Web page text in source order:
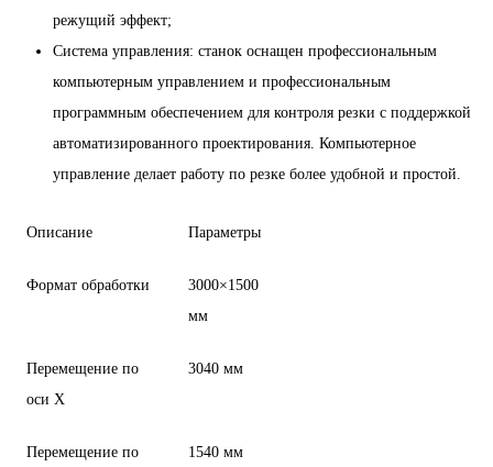
режущий эффект;
Система управления: станок оснащен профессиональным
компьютерным управлением и профессиональным
программным обеспечением для контроля резки с поддержкой
автоматизированного проектирования. Компьютерное
управление делает работу по резке более удобной и простой.
Описание Параметры
Формат обработки
3000×1500
мм
Перемещение по
оси X
3040 мм
Перемещение по
1540 мм